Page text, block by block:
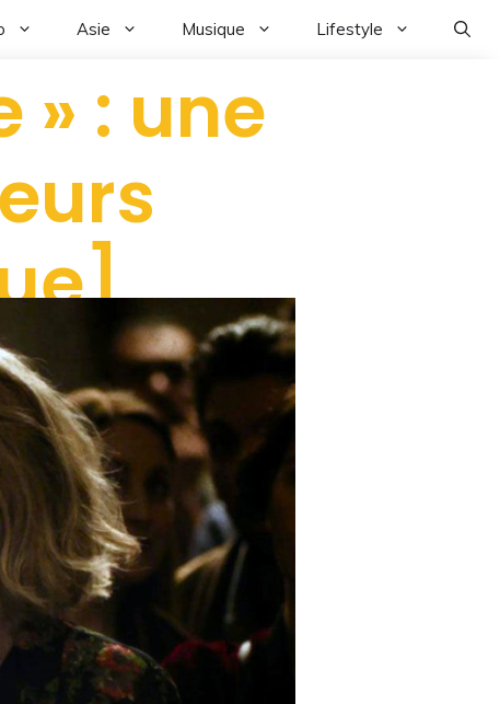
Asie Musique Lifestyle
» : une